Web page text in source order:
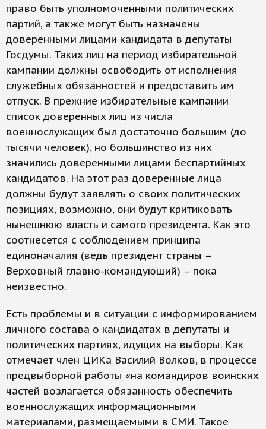
право быть уполномоченными политических
партий, а также могут быть назначены
доверенными лицами кандидата в депутаты
Госдумы. Таких лиц на период избирательной
кампании должны освободить от исполнения
служебных обязанностей и предоставить им
отпуск. В прежние избирательные кампании
список доверенных лиц из числа
военнослужащих был достаточно большим (до
тысячи человек), но большинство из них
значились доверенными лицами беспартийных
кандидатов. На этот раз доверенные лица
должны будут заявлять о своих политических
позициях, возможно, они будут критиковать
нынешнюю власть и самого президента. Как это
соотнесется с соблюдением принципа
единоначалия (ведь президент страны –
Верховный главно-командующий) – пока
неизвестно.
Есть проблемы и в ситуации с информированием
личного состава о кандидатах в депутаты и
политических партиях, идущих на выборы. Как
отмечает член ЦИКа Василий Волков, в процессе
предвыборной работы «на командиров воинских
частей возлагается обязанность обеспечить
военнослужащих информационными
материалами, размещаемыми в СМИ. Такое